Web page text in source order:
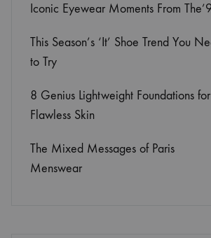
Iconic Eyewear Moments From
This Season’s ‘It’ Shoe Trend You
to Try
8 Genius Lightweight Foundations for
Flawless Skin
The Mixed Messages of Paris
Menswear